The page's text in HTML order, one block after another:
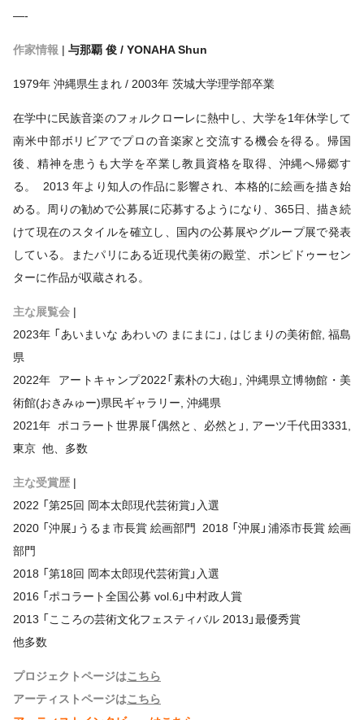
—-
作家情報 | 与那覇 俊 / YONAHA Shun
1979年 沖縄県生まれ / 2003年 茨城大学理学部卒業
在学中に民族音楽のフォルクローレに熱中し、大学を1年休学して
南米中部ボリビアでプロの音楽家と交流する機会を得る。帰国
後、精神を患うも大学を卒業し教員資格を取得、沖縄へ帰郷す
る。 2013 年より知人の作品に影響され、本格的に絵画を描き始
める。周りの勧めで公募展に応募するようになり、365日、描き続
けて現在のスタイルを確立し、国内の公募展やグループ展で発表
している。またパリにある近現代美術の殿堂、ポンピドゥーセン
ターに作品が収蔵される。
主な展覧会 |
2023年 「あいまいな あわいの まにまに」, はじまりの美術館, 福島
県
2022年 アートキャンプ2022「素朴の大砲」, 沖縄県立博物館・美
術館(おきみゅー)県民ギャラリー, 沖縄県
2021年 ポコラート世界展「偶然と、必然と」, アーツ千代田3331,
東京 他、多数
主な受賞歴 |
2022 「第25回 岡本太郎現代芸術賞」入選
2020 「沖展」うるま市長賞 絵画部門 2018 「沖展」浦添市長賞 絵画
部門
2018 「第18回 岡本太郎現代芸術賞」入選
2016 「ポコラート全国公募 vol.6」中村政人賞
2013 「こころの芸術文化フェスティバル 2013」最優秀賞
他多数
プロジェクトページはこちら
アーティストページはこちら